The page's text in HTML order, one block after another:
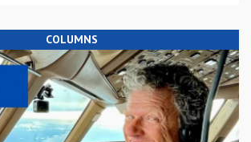
COLUMNS